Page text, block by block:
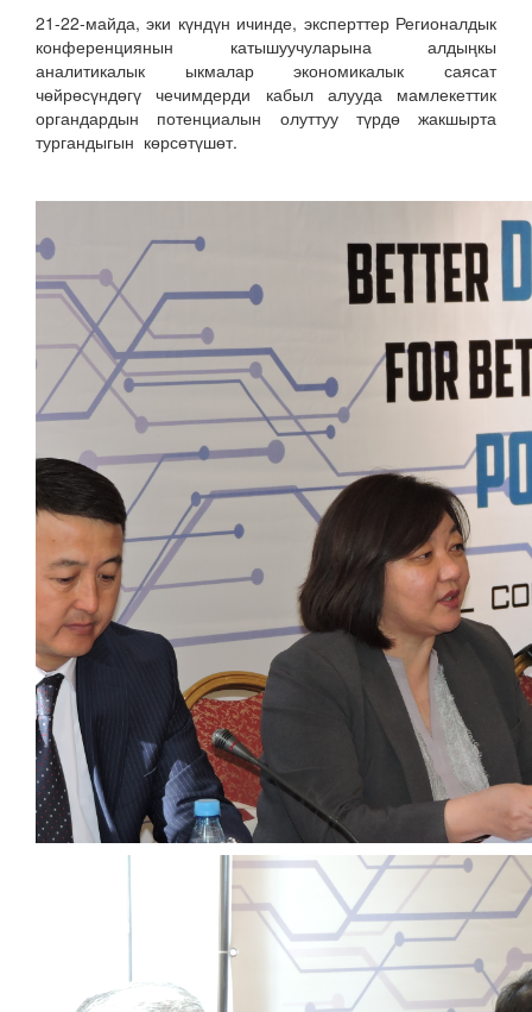
21-22-майда, эки күндүн ичинде, эксперттер Регионалдык
конференциянын катышуучуларына алдыңкы
аналитикалык ыкмалар экономикалык саясат
чөйрөсүндөгү чечимдерди кабыл алууда мамлекеттик
органдардын потенциалын олуттуу түрдө жакшырта
тургандыгын көрсөтүшөт.